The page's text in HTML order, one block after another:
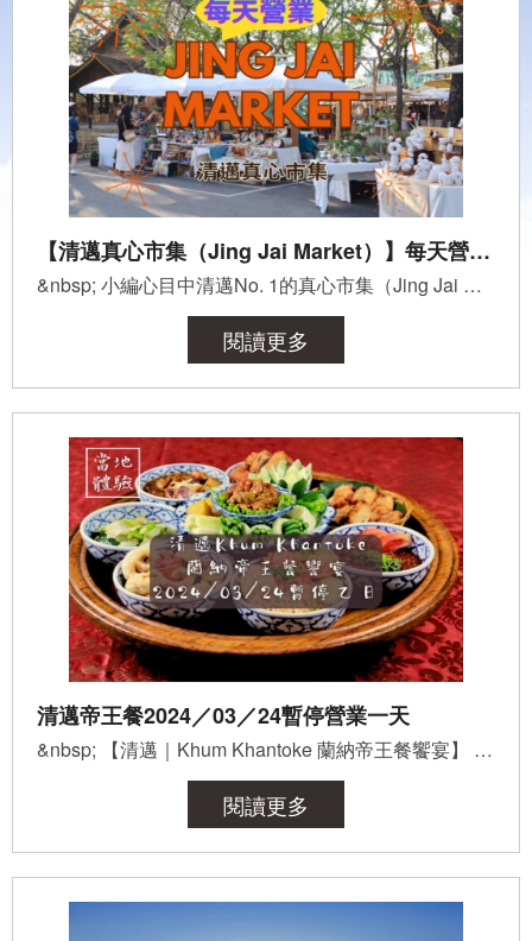
【清邁真心市集（Jing Jai Market）】每天營業！潑水節更熱鬧～
&nbsp; 小編心目中清邁No. 1的真心市集（Jing Jai Market），疫情之後更好逛，而且每天營業啦～泰國過年「...
閱讀更多
清邁帝王餐2024／03／24暫停營業一天
&nbsp; 【清邁｜Khum Khantoke 蘭納帝王餐饗宴】 ２０２４年３月２４日（星期日）暫停營業一天！ 記得...
閱讀更多